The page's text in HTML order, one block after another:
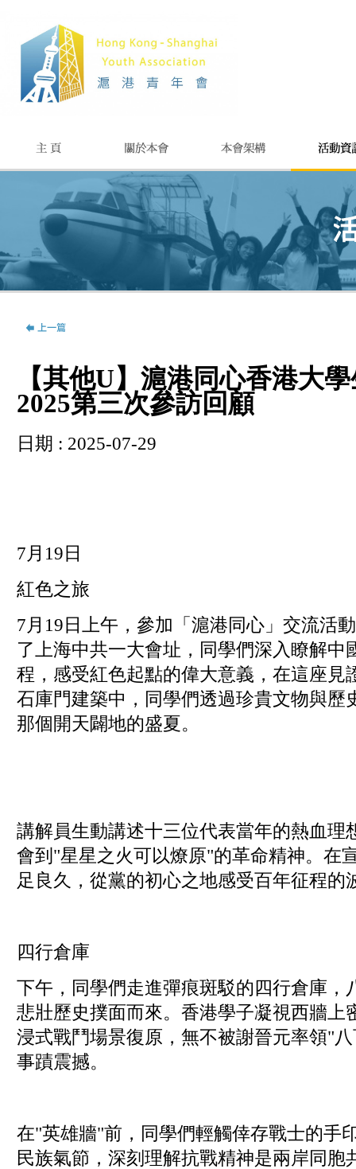
【其他U】滬港同心香港大
2025第三次參訪回顧
日期 : 2025-07-29
7月19日
紅色之旅
7月19日上午，參加「滬港同心」交流活
了上海中共一大會址，同學們深入瞭解中
程，感受紅色起點的偉大意義，在這座見
石庫門建築中，同學們透過珍貴文物與歷
那個開天闢地的盛夏。
講解員生動講述十三位代表當年的熱血理
會到"星星之火可以燎原"的革命精神。在
足良久，從黨的初心之地感受百年征程的
四行倉庫
下午，同學們走進彈痕斑駁的四行倉庫，
悲壯歷史撲面而來。香港學子凝視西牆上
浸式戰鬥場景復原，無不被謝晉元率領"
事蹟震撼。
在"英雄牆"前，同學們輕觸倖存戰士的手
民族氣節，深刻理解抗戰精神是兩岸同